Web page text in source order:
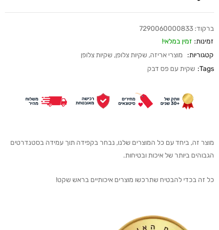
ברקוד: 7290060000833
זמינות: זמין במלאי!
קטגוריות:
מוצרי אריזה, שקיות צלופן, שקיות צלופן
Tags: שקית עם פס דבק
מוצר זה, ביחד עם כל המוצרים שלנו, נבחר בקפידה תוך עמידה בסטנדרטים
הגבוהים ביותר של איכות ובטיחות.
כל זה בכדי להבטיח שתרכשו מוצרים איכותיים בראש שקט!